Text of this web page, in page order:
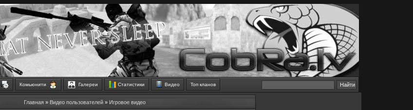
Комьюнити Галереи Статистики Видео Топ кланов
Главная » Видео пользователей » Игровое видео